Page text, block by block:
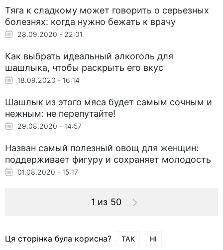
Тяга к сладкому может говорить о серьезных
болезнях: когда нужно бежать к врачу
28.09.2020 - 22:01
Как выбрать идеальный алкоголь для
шашлыка, чтобы раскрыть его вкус
18.09.2020 - 16:14
Шашлык из этого мяса будет самым сочным и
нежным: не перепутайте!
29.08.2020 - 14:57
Назван самый полезный овощ для женщин:
поддерживает фигуру и сохраняет молодость
01.08.2020 - 15:17
1 из 50
Ця сторінка була корисна? ТАК НІ